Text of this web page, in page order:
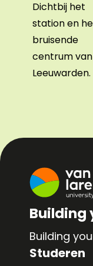
Dichtbij het
station en
bruisende
centrum van
Leeuwarden.
Building
Building
Studeren